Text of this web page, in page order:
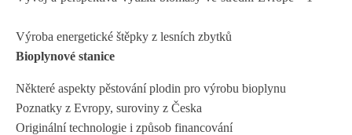
Výroba energetické štěpky z lesních zbytků
Bioplynové stanice
Některé aspekty pěstování plodin pro výrobu bioplynu
Poznatky z Evropy, suroviny z Česka
Originální technologie i způsob financování